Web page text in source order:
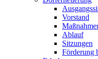
Vorstand
Ablauf
Sitzungen
Förderung